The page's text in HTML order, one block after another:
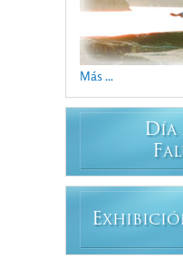
Más ...
DÍA
F
E